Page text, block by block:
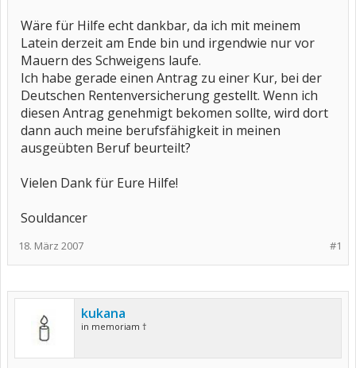
Wäre für Hilfe echt dankbar, da ich mit meinem
Latein derzeit am Ende bin und irgendwie nur vor
Mauern des Schweigens laufe.
Ich habe gerade einen Antrag zu einer Kur, bei der
Deutschen Rentenversicherung gestellt. Wenn ich
diesen Antrag genehmigt bekomen sollte, wird dort
dann auch meine berufsfähigkeit in meinen
ausgeübten Beruf beurteilt?
Vielen Dank für Eure Hilfe!
Souldancer
#1
18. März 2007
kukana
in memoriam †